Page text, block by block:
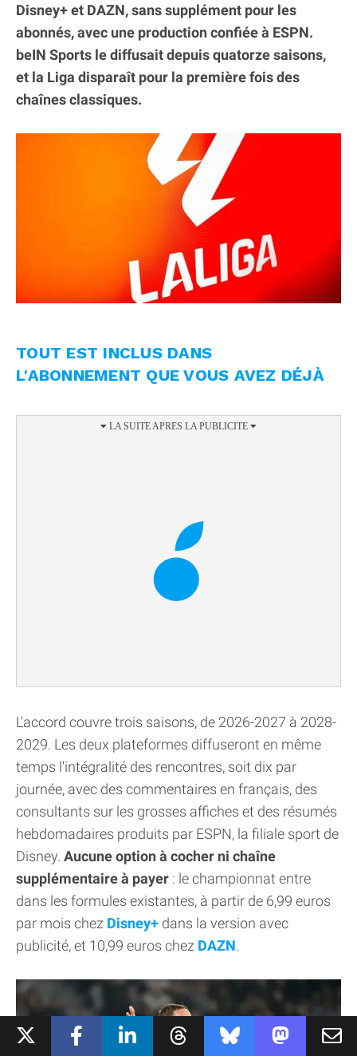
Disney+ et DAZN, sans supplément pour les
abonnés, avec une production confiée à ESPN.
beIN Sports le diffusait depuis quatorze saisons,
et la Liga disparaît pour la première fois des
chaînes classiques.
TOUT EST INCLUS DANS
L'ABONNEMENT QUE VOUS AVEZ DÉJÀ
L'accord couvre trois saisons, de 2026-2027 à 2028-
2029. Les deux plateformes diffuseront en même
temps l'intégralité des rencontres, soit dix par
journée, avec des commentaires en français, des
consultants sur les grosses affiches et des résumés
hebdomadaires produits par ESPN, la filiale sport de
Disney. Aucune option à cocher ni chaîne
supplémentaire à payer : le championnat entre
dans les formules existantes, à partir de 6,99 euros
par mois chez Disney+ dans la version avec
publicité, et 10,99 euros chez DAZN.